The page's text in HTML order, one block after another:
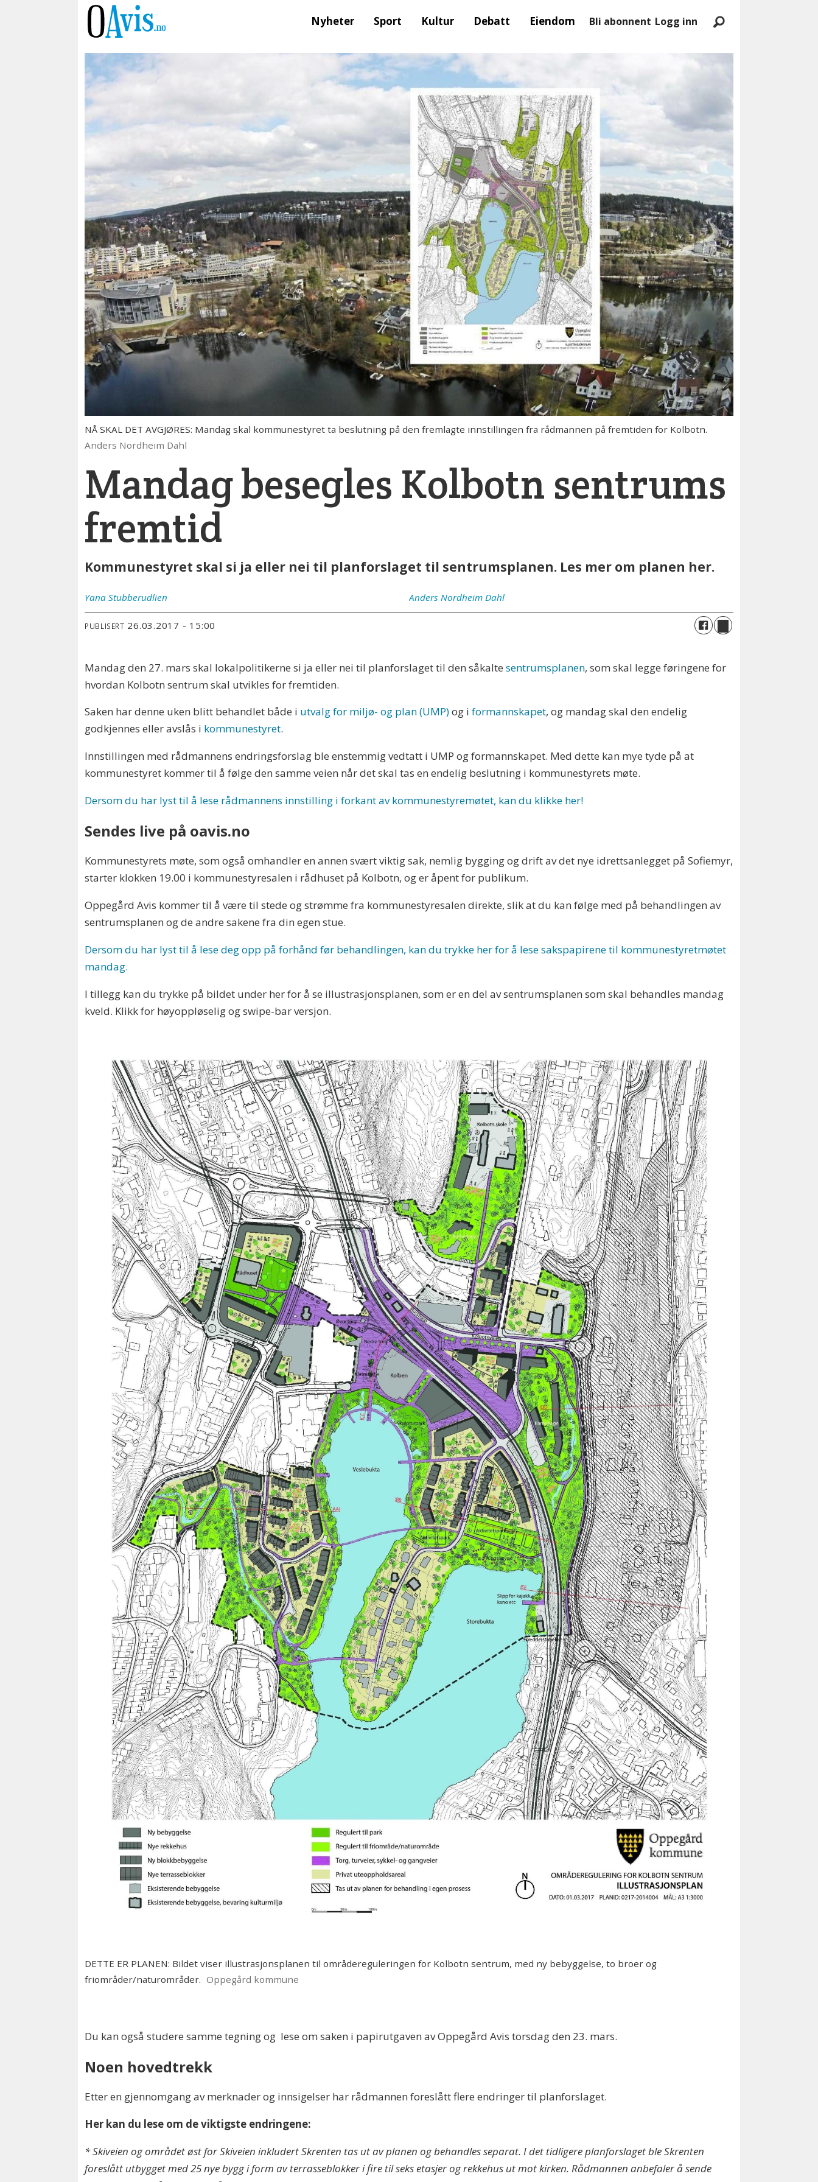
Nyheter Sport Kultur Debatt Eiendom Bli abonnent Logg inn
NÅ SKAL DET AVGJØRES: Mandag skal kommunestyret ta beslutning på den fremlagte innstillingen fra rådmannen på fremtiden for Kolbotn.
Anders Nordheim Dahl
Mandag besegles Kolbotn sentrums
fremtid
Kommunestyret skal si ja eller nei til planforslaget til sentrumsplanen. Les mer om planen her.
Yana Stubberudlien Anders Nordheim Dahl
PUBLISERT 26.03.2017 - 15:00
Mandag den 27. mars skal lokalpolitikerne si ja eller nei til planforslaget til den såkaltesentrumsplanen, som skal legge føringene for
hvordan Kolbotn sentrum skal utvikles for fremtiden.
Saken har denne uken blitt behandlet både i utvalg for miljø- og plan (UMP)og iformannskapet, og mandag skal den endelig
godkjennes eller avslås i kommunestyret.
Innstillingen med rådmannens endringsforslag ble enstemmig vedtatt i UMP og formannskapet. Med dette kan mye tyde på at
kommunestyret kommer til å følge den samme veien når det skal tas en endelig beslutning i kommunestyrets møte.
Dersom du har lyst til å lese rådmannens innstilling i forkant av kommunestyremøtet, kan du klikke her!
Sendes live på oavis.no
Kommunestyrets møte, som også omhandler en annen svært viktig sak, nemlig bygging og drift av det nye idrettsanlegget på Sofiemyr,
starter klokken 19.00 i kommunestyresalen i rådhuset på Kolbotn, og er åpent for publikum.
Oppegård Avis kommer til å være til stede og strømme fra kommunestyresalen direkte, slik at du kan følge med på behandlingen av
sentrumsplanen og de andre sakene fra din egen stue.
Dersom du har lyst til å lese deg opp på forhånd før behandlingen, kan du trykke her for å lese sakspapirene til kommunestyretmøtet
mandag.
I tillegg kan du trykke på bildet under her for å se illustrasjonsplanen, som er en del av sentrumsplanen som skal behandles mandag
kveld. Klikk for høyoppløselig og swipe-bar versjon.
DETTE ER PLANEN: Bildet viser illustrasjonsplanen til områdereguleringen for Kolbotn sentrum, med ny bebyggelse, to broer og
friområder/naturområder. Oppegård kommune
Du kan også studere samme tegning og lese om saken i papirutgaven av Oppegård Avis torsdag den 23. mars.
Noen hovedtrekk
Etter en gjennomgang av merknader og innsigelser har rådmannen foreslått flere endringer til planforslaget.
Her kan du lese om de viktigste endringene:
* Skiveien og området øst for Skiveien inkludert Skrenten tas ut av planen og behandles separat. I det tidligere planforslaget ble Skrenten
foreslått utbygget med 25 nye bygg i form av terrasseblokker i fire til seks etasjer og rekkehus ut mot kirken. Rådmannen anbefaler å sende